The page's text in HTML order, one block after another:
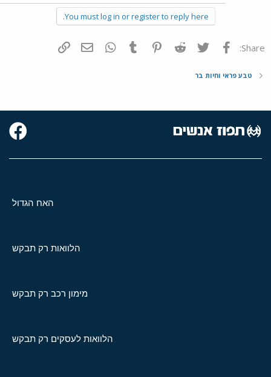
You must log in or register to reply here.
Share: פייסבוק Twitter
Reddit
Pinterest
Tumblr
WhatsAppדואר אלקטרוני
טבע פראי וחיות בר
האח הגדול
הלוואות רק תבקש
מימון רכב רק תבקש
הלוואות לעסקים רק תבקש